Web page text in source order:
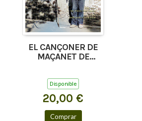
EL CANÇONER DE
MAÇANET DE
Disponible
20,00 €
Comprar